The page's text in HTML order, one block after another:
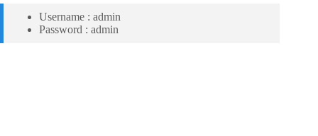
Username : admin
Password : admin